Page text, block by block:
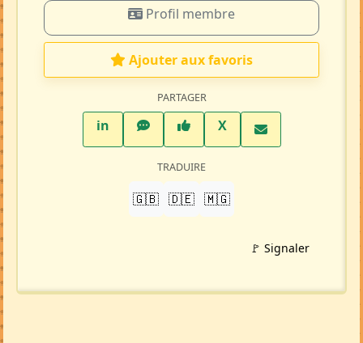
Profil membre
Ajouter aux favoris
PARTAGER
inLinkedInWhatsAppFacebook
XTwitter X
TRADUIRE
🇬🇧 🇩🇪 🇲🇬
🚩 Signaler